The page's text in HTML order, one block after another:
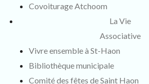
Covoiturage Atchoom
La Vie
Associative
Vivre ensemble à St-Haon
Bibliothèque municipale
Comité des fêtes de Saint Haon